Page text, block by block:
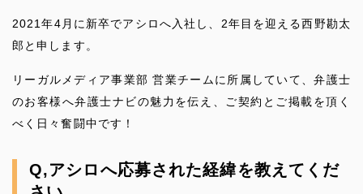
2021年4月に新卒でアシロへ入社し、2年目を迎える西野勘太
郎と申します。
リーガルメディア事業部 営業チームに所属していて、弁護士
のお客様へ弁護士ナビの魅力を伝え、ご契約とご掲載を頂く
べく日々奮闘中です！
Q,アシロへ応募された経緯を教えてくだ